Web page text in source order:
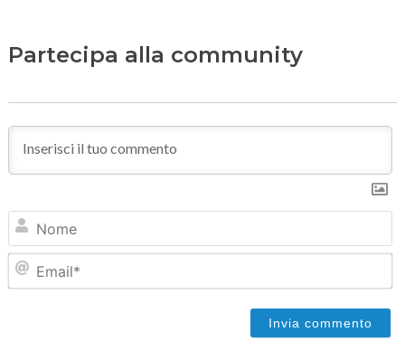
Partecipa alla community